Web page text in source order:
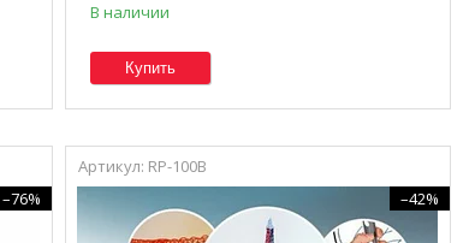
В наличии
Купить
–76%
RP-100B
–42%